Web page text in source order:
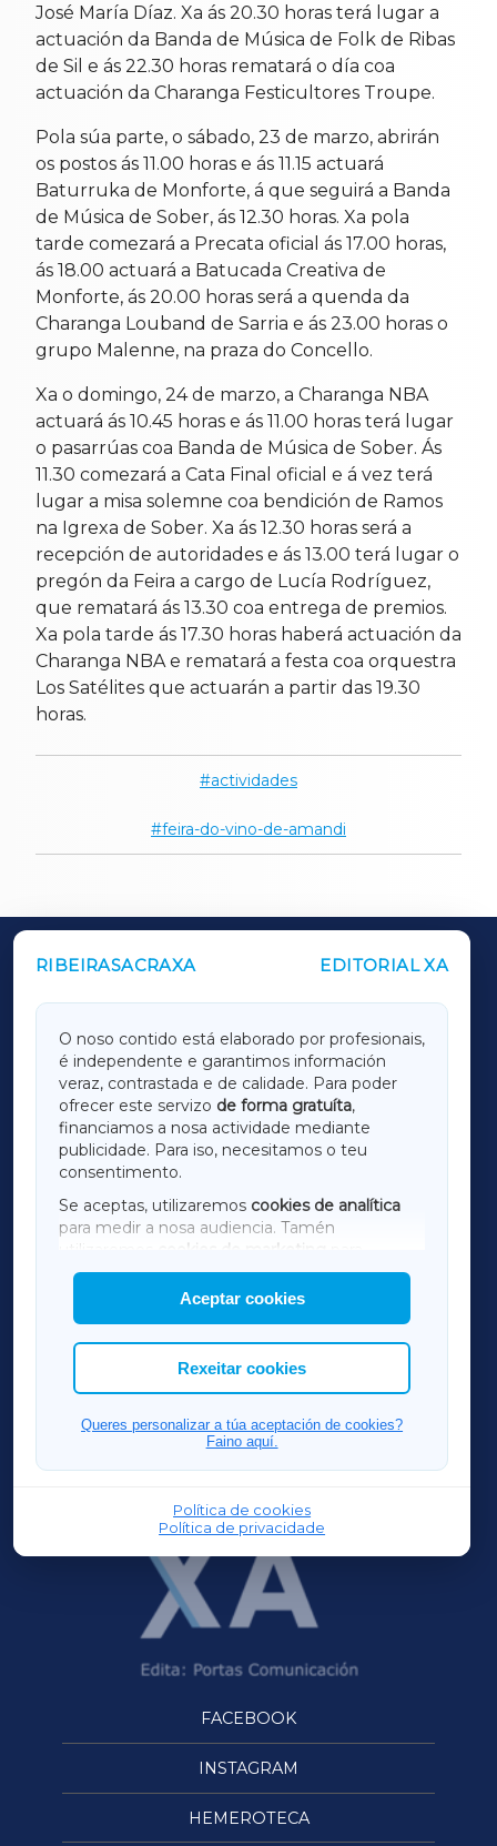
José María Díaz. Xa ás 20.30 horas terá lugar a
actuación da Banda de Música de Folk de Ribas
de Sil e ás 22.30 horas rematará o día coa
actuación da Charanga Festicultores Troupe.
Pola súa parte, o sábado, 23 de marzo, abrirán
os postos ás 11.00 horas e ás 11.15 actuará
Baturruka de Monforte, á que seguirá a Banda
de Música de Sober, ás 12.30 horas. Xa pola
tarde comezará a Precata oficial ás 17.00 horas,
ás 18.00 actuará a Batucada Creativa de
Monforte, ás 20.00 horas será a quenda da
Charanga Louband de Sarria e ás 23.00 horas o
grupo Malenne, na praza do Concello.
Xa o domingo, 24 de marzo, a Charanga NBA
actuará ás 10.45 horas e ás 11.00 horas terá lugar
o pasarrúas coa Banda de Música de Sober. Ás
11.30 comezará a Cata Final oficial e á vez terá
lugar a misa solemne coa bendición de Ramos
na Igrexa de Sober. Xa ás 12.30 horas será a
recepción de autoridades e ás 13.00 terá lugar o
pregón da Feira a cargo de Lucía Rodríguez,
que rematará ás 13.30 coa entrega de premios.
Xa pola tarde ás 17.30 horas haberá actuación da
Charanga NBA e rematará a festa coa orquestra
Los Satélites que actuarán a partir das 19.30
horas.
actividades
feira-do-vino-de-amandi
RIBEIRASACRAXA EDITORIAL XA
O noso contido está elaborado por profesionais,
é independente e garantimos información
veraz, contrastada e de calidade. Para poder
ofrecer este servizo de forma gratuíta,
financiamos a nosa actividade mediante
publicidade. Para iso, necesitamos o teu
consentimento.
Se aceptas, utilizaremos cookies de analítica
para medir a nosa audiencia. Tamén
utilizaremos
cookies de marketing
mostrar publicidade de terceiros.
Así mesmo, podes personalizar a elección das
cookies que desexas permitir.
Aceptar cookies
Rexeitar cookies
Queres personalizar a túa aceptación de cookies?
Faino aquí.
Política de cookies
Política de privacidade
OUTROS PERIÓDICOS
LUGOXA
TERRACHAXA
AMARIÑAXA
RIBEIRASACRAXA
ACORUÑAXA
FERROLXA
OURENSEXA
FACEBOOK
INSTAGRAM
HEMEROTECA